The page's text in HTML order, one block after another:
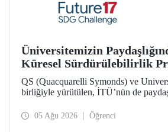
Üniversitemizin
Küresel Sürdürülebilirlik
Öğrencilerimizin
QS (Quacquarelli Symonds) ve
birliğiyle yürütülen, İTÜ’nün de
öğrenci başvuruları açıldı. Başvurular
05 Ağu 2026 Öğrenci